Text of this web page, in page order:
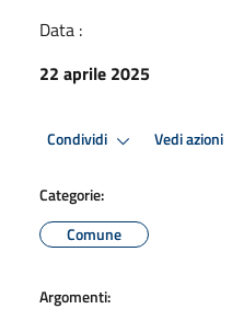
Data :
22 aprile 2025
Condividi Vedi azioni
Categorie:
Comune
Argomenti: